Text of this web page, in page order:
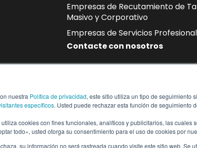
nuestra Política de privacidad, este sitio utiliza un tipo de seguimiento
específicos. Usted puede rechazar esta función de seguimiento
utiliza cookies con fines funcionales, analíticos y publicitarios, las
todo», usted otorga su consentimiento para el uso de cookies por
su información no será rastreada cuando visite este sitio web.
Empresas de Recutamiento de
Masivo y Corporativo
Empresas de Servicios
Contacte con nosotros
a nuestro boletín
en su buzón de correo electrónico las últimas
normativo y tendencias del sector.